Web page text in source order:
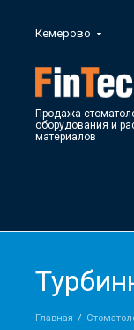
Кемерово
Продажа
оборудования и
материалов
Главная